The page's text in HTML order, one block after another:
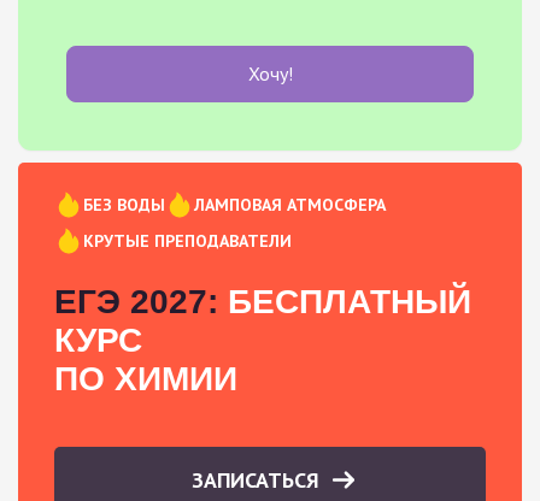
Хочу!
БЕЗ ВОДЫ
ЛАМПОВАЯ АТМОСФЕРА
КРУТЫЕ ПРЕПОДАВАТЕЛИ
ЕГЭ 2027: БЕСПЛАТНЫЙ
КУРС
ПО ХИМИИ
ЗАПИСАТЬСЯ